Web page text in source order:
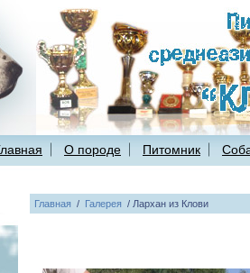
Питомник
О породе
Главная / Галерея / Лархан из Клови